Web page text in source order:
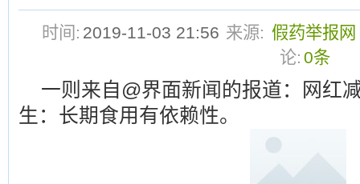
时间: 2019-11-03 21:56 来源: 假药举报网
论: 0条
一则来自@界面新闻的报道：网红
生：长期食用有依赖性。